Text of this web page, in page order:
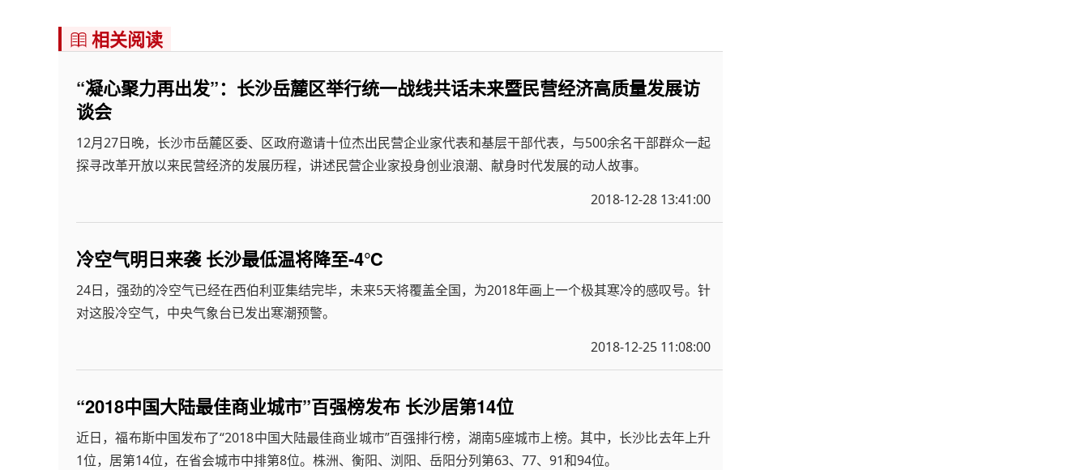
 相关阅读
“凝心聚力再出发”：长沙岳麓区举行统一战线共话未来暨民营经济高质量发展访
谈会
12月27日晚，长沙市岳麓区委、区政府邀请十位杰出民营企业家代表和基层干部代表，与500余名干部群众一起
探寻改革开放以来民营经济的发展历程，讲述民营企业家投身创业浪潮、献身时代发展的动人故事。
2018-12-28 13:41:00
冷空气明日来袭 长沙最低温将降至-4℃
24日，强劲的冷空气已经在西伯利亚集结完毕，未来5天将覆盖全国，为2018年画上一个极其寒冷的感叹号。针
对这股冷空气，中央气象台已发出寒潮预警。
2018-12-25 11:08:00
“2018中国大陆最佳商业城市”百强榜发布 长沙居第14位
近日，福布斯中国发布了“2018中国大陆最佳商业城市”百强排行榜，湖南5座城市上榜。其中，长沙比去年上升
1位，居第14位，在省会城市中排第8位。株洲、衡阳、浏阳、岳阳分列第63、77、91和94位。